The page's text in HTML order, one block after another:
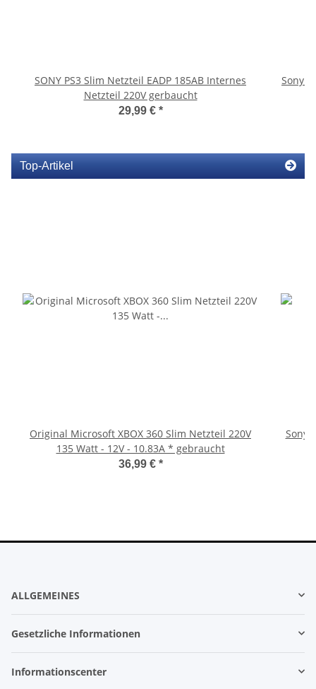
SONY PS3 Slim Netzteil EADP 185AB Internes
Netzteil 220V gerbaucht
29,99 € *
Sony
Top-Artikel
Original Microsoft XBOX 360 Slim Netzteil 220V
135 Watt - 12V - 10.83A * gebraucht
36,99 € *
Sony
ALLGEMEINES
Gesetzliche Informationen
Informationscenter